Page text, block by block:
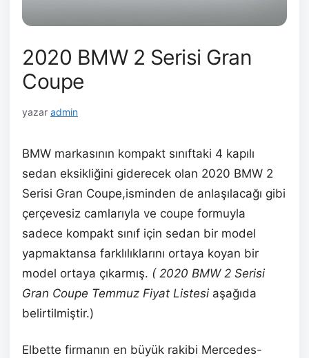
2020 BMW 2 Serisi Gran
Coupe
yazar admin
BMW markasının kompakt sınıftaki 4 kapılı
sedan eksikliğini giderecek olan 2020 BMW 2
Serisi Gran Coupe,isminden de anlaşılacağı gibi
çerçevesiz camlarıyla ve coupe formuyla
sadece kompakt sınıf için sedan bir model
yapmaktansa farklılıklarını ortaya koyan bir
model ortaya çıkarmış. ( 2020 BMW 2 Serisi
Gran Coupe Temmuz Fiyat Listesi aşağıda
belirtilmiştir.)
Elbette firmanın en büyük rakibi Mercedes-